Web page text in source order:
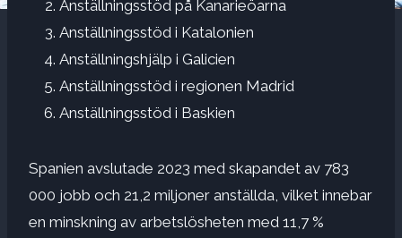
Anställningsstöd på Kanarieöarna
Anställningsstöd i Katalonien
Anställningshjälp i Galicien
Anställningsstöd i regionen Madrid
Anställningsstöd i Baskien
Spanien avslutade 2023 med skapandet av 783
000 jobb och 21,2 miljoner anställda, vilket innebar
en minskning av arbetslösheten med 11,7 %